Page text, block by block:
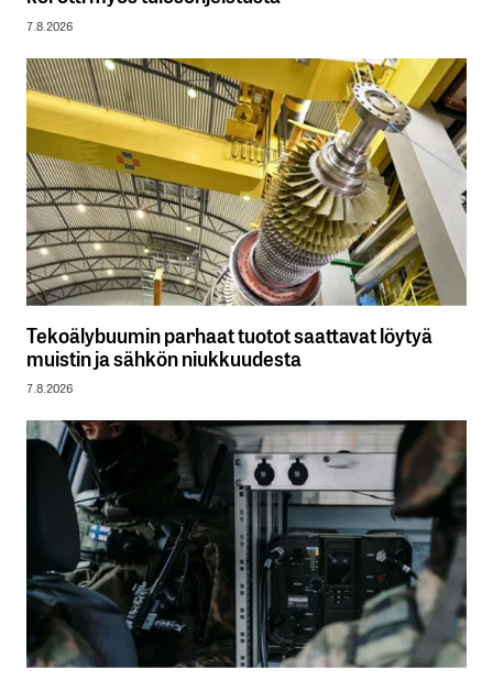
7.8.2026
Tekoälybuumin parhaat tuotot saattavat löytyä
muistin ja sähkön niukkuudesta
7.8.2026